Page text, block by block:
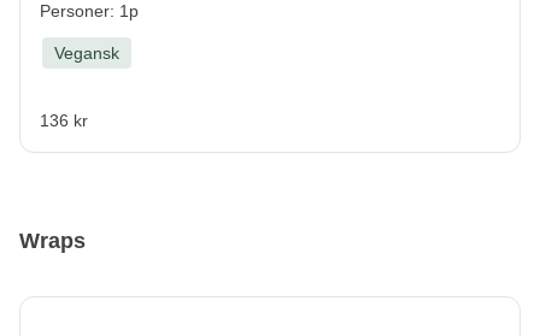
Personer: 1p
Vegansk
136 kr
Wraps